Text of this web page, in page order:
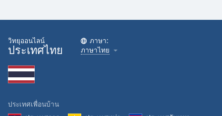
วิทยุออนไลน์
ประเทศไทย
ภาษา:
ภาษาไทย
ประเทศเพื่อนบ้าน